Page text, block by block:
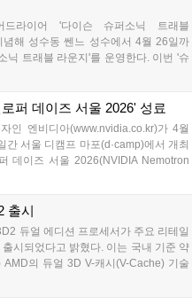
드라이어 '다이슨 슈퍼소닉 트래블
해 성수동 쎈느 성수에서 4월 26일까
닉 트래블 라운지'를 운영한다. 이번 '슈
어는 여행을 떠나는 순간의 설렘과, 자
용 패스포트와 항공권을 가지고 선호하
스탬프 미션을 수행할 수 있다....
퍼 데이즈 서울 2026' 성료
인 엔비디아(www.nvidia.co.kr)가 4월
서울 디캠프 마포(d·camp)에서 개최
데이즈 서울 2026(NVIDIA Nemotron
국내 AI 개발자들의 뜨거운 관심 속에
을 지원하고 글로벌 소버린 AI 생태계
. 현장에는 국내 AI 개발자, 연구자, 산
디아 네모트론 팀과 직접 소통하며 모델
최신 기술 트렌드와 인사이트를 공유
출시
듀얼 에디션 프로세서가 주요 리테일
시되었다고 밝혔다. 이는 국내 기준 약
의 듀얼 3D V-캐시(V-Cache) 기술
프로세서인 9950X3D2는 복잡하고 지